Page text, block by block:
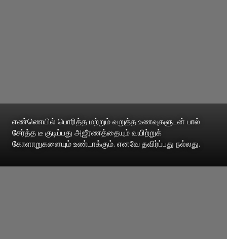
எண்ணெயில் பொரித்த மற்றும் வறுத்த உணவுகளுடன் பால்
சேர்த்த டீ குடிப்பது அஜீரணத்தையும் வயிற்றுக்
கோளாறுகளையும் உண்டாக்கும். எனவே தவிர்ப்பது நல்லது.